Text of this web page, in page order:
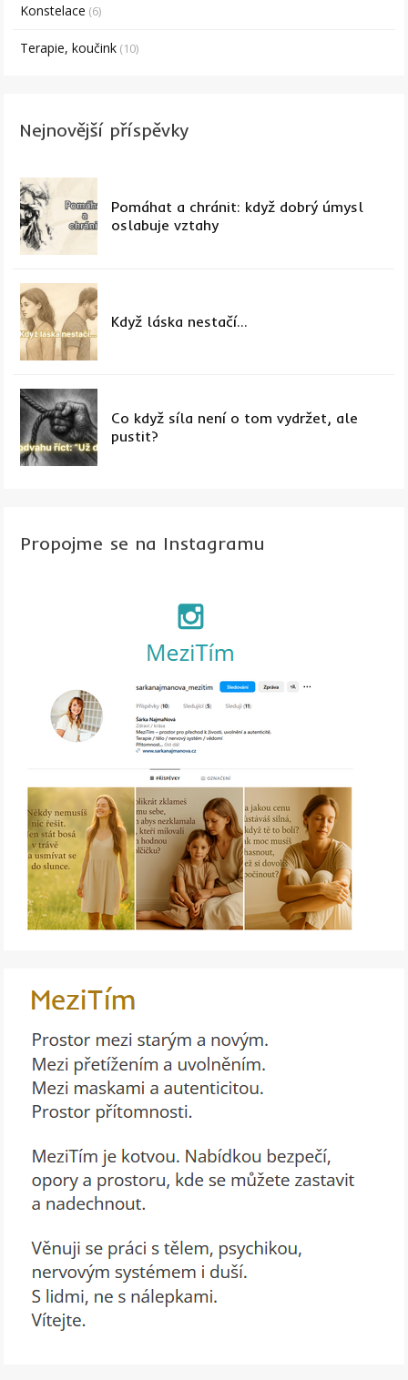
Konstelace (6)
Terapie, koučink (10)
Nejnovější příspěvky
Pomáhat a chránit: když dobrý úmysl
oslabuje vztahy
Když láska nestačí...
Co když síla není o tom vydržet, ale
pustit?
Propojme se na Instagramu